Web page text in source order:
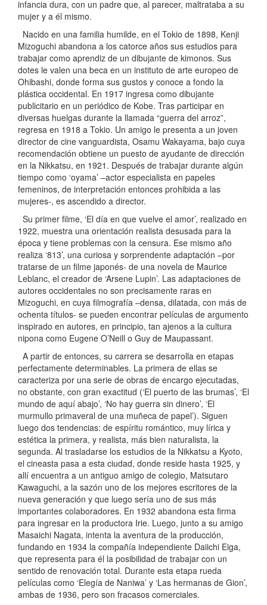
infancia dura, con un padre que, al parecer, maltrataba a su
mujer y a él mismo.
Nacido en una familia humilde, en el Tokio de 1898, Kenji
Mizoguchi abandona a los catorce años sus estudios para
trabajar como aprendiz de un dibujante de kimonos. Sus
dotes le valen una beca en un instituto de arte europeo de
Ohibashi, donde forma sus gustos y conoce a fondo la
plástica occidental. En 1917 ingresa como dibujante
publicitario en un periódico de Kobe. Tras participar en
diversas huelgas durante la llamada “guerra del arroz”,
regresa en 1918 a Tokio. Un amigo le presenta a un joven
director de cine vanguardista, Osamu Wakayama, bajo cuya
recomendación obtiene un puesto de ayudante de dirección
en la Nikkatsu, en 1921. Después de trabajar durante algún
tiempo como ‘oyama’ –actor especialista en papeles
femeninos, de interpretación entonces prohibida a las
mujeres-, es ascendido a director.
Su primer filme, ‘El día en que vuelve el amor’, realizado en
1922, muestra una orientación realista desusada para la
época y tiene problemas con la censura. Ese mismo año
realiza ‘813’, una curiosa y sorprendente adaptación –por
tratarse de un filme japonés- de una novela de Maurice
Leblanc, el creador de ‘Arsene Lupin’. Las adaptaciones de
autores occidentales no son precisamente raras en
Mizoguchi, en cuya filmografía –densa, dilatada, con más de
ochenta títulos- se pueden encontrar películas de argumento
inspirado en autores, en principio, tan ajenos a la cultura
nipona como Eugene O’Neill o Guy de Maupassant.
A partir de entonces, su carrera se desarrolla en etapas
perfectamente determinables. La primera de ellas se
caracteriza por una serie de obras de encargo ejecutadas,
no obstante, con gran exactitud (‘El puerto de las brumas’, ‘El
mundo de aquí abajo’, ‘No hay guerra sin dinero’, ‘El
murmullo primaveral de una muñeca de papel’). Siguen
luego dos tendencias: de espíritu romántico, muy lírica y
estética la primera, y realista, más bien naturalista, la
segunda. Al trasladarse los estudios de la Nikkatsu a Kyoto,
el cineasta pasa a esta ciudad, donde reside hasta 1925, y
allí encuentra a un antiguo amigo de colegio, Matsutaro
Kawaguchi, a la sazón uno de los mejores escritores de la
nueva generación y que luego sería uno de sus más
importantes colaboradores. En 1932 abandona esta firma
para ingresar en la productora Irie. Luego, junto a su amigo
Masaichi Nagata, intenta la aventura de la producción,
fundando en 1934 la compañía independiente Daiichi Eiga,
que representa para él la posibilidad de trabajar con un
sentido de renovación total. Durante esta etapa rueda
películas como ‘Elegía de Naniwa’ y ‘Las hermanas de Gion’,
ambas de 1936, pero son fracasos comerciales.